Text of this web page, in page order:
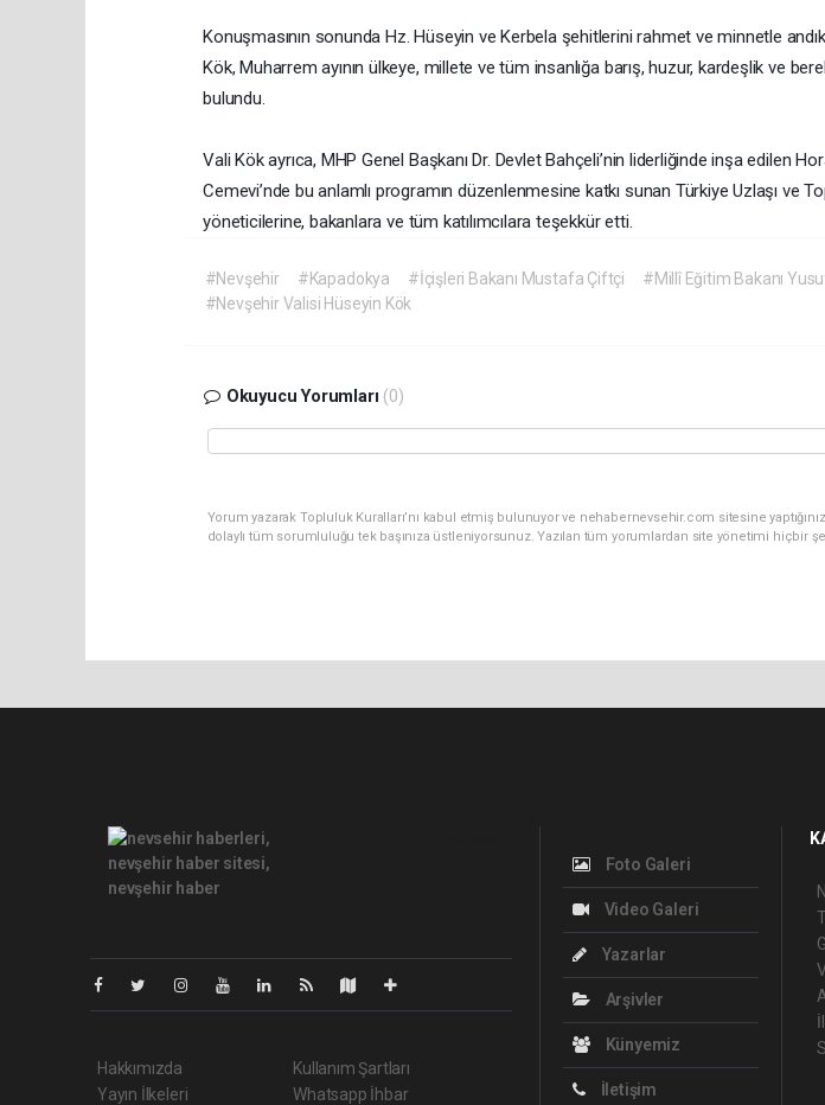
Konuşmasının sonunda Hz. Hüseyin ve Kerbela şehitlerini rahmet ve minnetle
Kök, Muharrem ayının ülkeye, millete ve tüm insanlığa barış, huzur, kardeşlik ve
bulundu.
Vali Kök ayrıca, MHP Genel Başkanı Dr. Devlet Bahçeli’nin liderliğinde inşa edilen
Cemevi’nde bu anlamlı programın düzenlenmesine katkı sunan Türkiye Uzlaşı ve
yöneticilerine, bakanlara ve tüm katılımcılara teşekkür etti.
#Nevşehir #Kapadokya #İçişleri Bakanı Mustafa Çiftçi #Millî Eğitim Bakanı
#Nevşehir Valisi Hüseyin Kök
Okuyucu Yorumları (0)
Yorum yazarak Topluluk Kuralları’nı kabul etmiş bulunuyor ve nehabernevsehir.com sitesine
dolaylı tüm sorumluluğu tek başınıza üstleniyorsunuz. Yazılan tüm yorumlardan site yönetimi hiçbir
Hakkımızda
Yayın İlkeleri
Kullanım Şartları
Whatsapp İhbar
Foto Galeri
Video Galeri
Yazarlar
Arşivler
Künyemiz
İletişim